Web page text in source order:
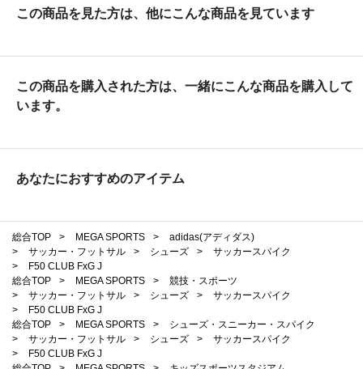
この商品を見た方は、他にこんな商品を見ています
この商品を購入された方は、一緒にこんな商品を購入して
います。
あなたにおすすめのアイテム
総合TOP > MEGA SPORTS >
adidas(アディダス)
>
サッカー・フットサル > シューズ >
サッカースパイク
>
F50 CLUB FxG J
総合TOP
> MEGA SPORTS >
競技・スポーツ
>
サッカー・フットサル > シューズ >
サッカースパイク
>
F50 CLUB FxG J
総合TOP
> MEGA SPORTS >
シューズ・スニーカー・スパイク
>
サッカー・フットサル > シューズ >
サッカースパイク
>
F50 CLUB FxG J